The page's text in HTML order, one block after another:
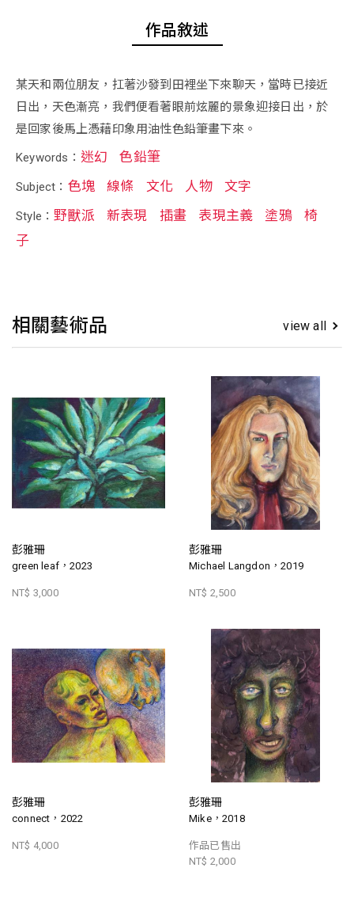
作品敘述
某天和兩位朋友，扛著沙發到田裡坐下來聊天，當時已接近
日出，天色漸亮，我們便看著眼前炫麗的景象迎接日出，於
是回家後馬上憑藉印象用油性色鉛筆畫下來。
Keywords： 迷幻 色鉛筆
Subject： 色塊 線條 文化 人物 文字
Style：野獸派 新表現 插畫 表現主義 塗鴉
椅
子
相關藝術品 view all
彭雅珊
green leaf，2023
NT$ 3,000
彭雅珊
Michael Langdon，2019
NT$ 2,500
彭雅珊
connect，2022
NT$ 4,000
彭雅珊
Mike，2018
作品已售出
NT$ 2,000